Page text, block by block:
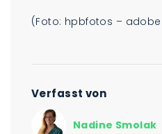
(Foto: hpbfotos –
Verfasst von
Nadine Smolak